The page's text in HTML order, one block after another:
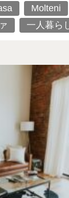
Molteni
一人暮ら